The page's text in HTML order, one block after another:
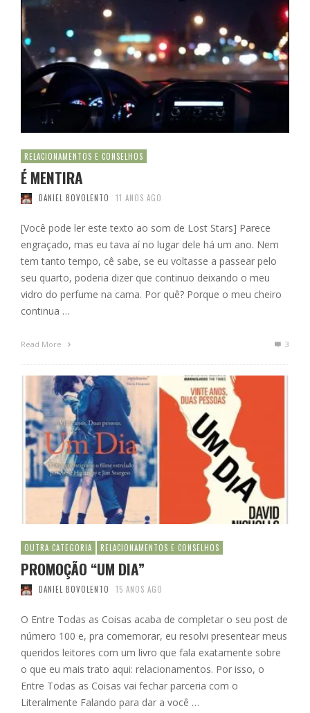
RELACIONAMENTOS E CONSELHOS
É MENTIRA
DANIEL BOVOLENTO 11 ANOS AGO
[Você pode ler este texto ao som de Lost Stars] Parece
engraçado, mas eu tava aí no lugar dele há um ano. Nem
tem tanto tempo, cê sabe, se eu voltasse a passear pelo
seu quarto, poderia dizer que continuo deixando o meu
vidro do perfume na cama. Por quê? Porque o meu cheiro
continua …
Read More 3
OUTRA CATEGORIA RELACIONAMENTOS E CONSELHOS
PROMOÇÃO “UM DIA”
DANIEL BOVOLENTO 15 ANOS AGO
O Entre Todas as Coisas acaba de completar o seu post de
número 100 e, pra comemorar, eu resolvi presentear meus
queridos leitores com um livro que fala exatamente sobre
o que eu mais trato aqui: relacionamentos. Por isso, o
Entre Todas as Coisas vai fechar parceria com o
Literalmente Falando para dar a você …